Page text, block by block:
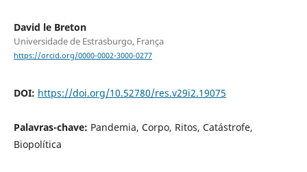
David le Breton
Universidade de Estrasburgo, França
https://orcid.org/0000-0002-3000-0277
DOI: https://doi.org/10.52780/res.v29i2.19075
Palavras-chave: Pandemia, Corpo, Ritos, Catástrofe,
Biopolítica